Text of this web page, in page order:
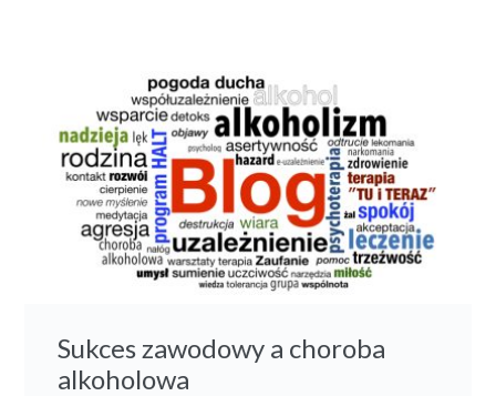
Sukces zawodowy a choroba
alkoholowa